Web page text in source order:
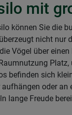
mit
können Sie die
nicht nur
Vögel über
befinden sich
aufhängen oder
lange Freude